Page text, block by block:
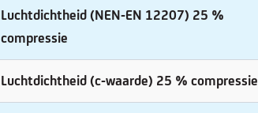
Luchtdichtheid (NEN-EN 12207) 25 %
compressie
Luchtdichtheid (c-waarde) 25 % compressie